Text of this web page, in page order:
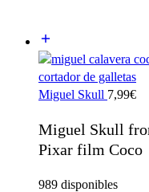
Miguel Skull 7,99€
Miguel Skull
Pixar film Coco
989 disponibles